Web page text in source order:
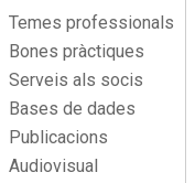
Menu
lateral
Temes professionals
Bones pràctiques
Serveis als socis
Bases de dades
Publicacions
Audiovisual